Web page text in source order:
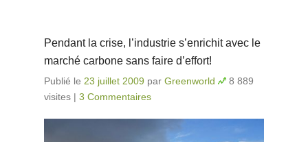
Pendant la crise, l’industrie s’enrichit avec le
marché carbone sans faire d’effort!
Publié le 23 juillet 2009 par Greenworld
8 889
visites | 3 Commentaires